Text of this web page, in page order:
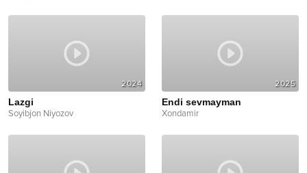
2024
Lazgi
Soyibjon Niyozov
2025
Endi sevmayman
Xondamir